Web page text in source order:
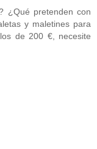
¿Qué pretenden con
y maletines para
de 200 €, necesite